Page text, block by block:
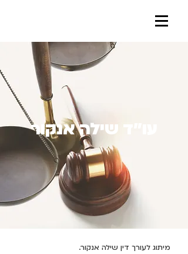
עו״ד שילה אנקור
מיתוג לעורך דין שילה אנקור.